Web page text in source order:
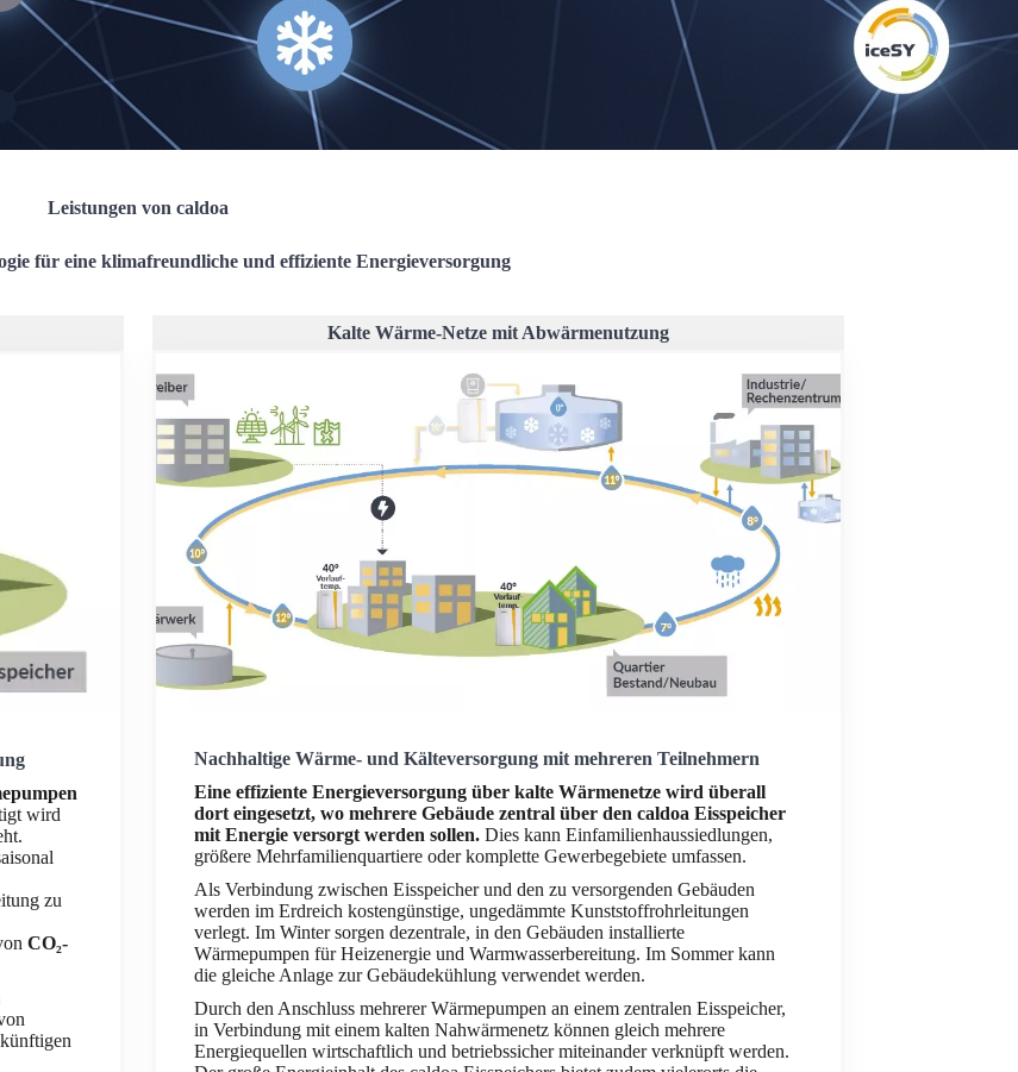
Leistungen von caldoa
für eine klimafreundliche und effiziente Energieversorgung
wird
zu
CO₂-
Kalte Wärme-Netze mit Abwärmenutzung
Nachhaltige Wärme- und Kälteversorgung mit mehreren Teilnehmern
Eine effiziente Energieversorgung über kalte Wärmenetze wird überall
dort eingesetzt, wo mehrere Gebäude zentral über den caldoa Eisspeicher
mit Energie versorgt werden sollen.Dies kann Einfamilienhaussiedlungen,
größere Mehrfamilienquartiere oder komplette Gewerbegebiete umfassen.
Als Verbindung zwischen Eisspeicher und den zu versorgenden Gebäuden
werden im Erdreich kostengünstige, ungedämmte Kunststoffrohrleitungen
verlegt. Im Winter sorgen dezentrale, in den Gebäuden installierte
Wärmepumpen für Heizenergie und Warmwasserbereitung. Im Sommer kann
die gleiche Anlage zur Gebäudekühlung verwendet werden.
Durch den Anschluss mehrerer Wärmepumpen an einem zentralen Eisspeicher,
in Verbindung mit einem kalten Nahwärmenetz können gleich mehrere
Energiequellen wirtschaftlich und betriebssicher miteinander verknüpft werden.